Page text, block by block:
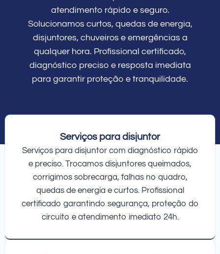
atendimento rápido e seguro.
Solucionamos curtos, quedas de energia,
disjuntores, chuveiros e emergências a
qualquer hora. Profissional certificado,
diagnóstico preciso e resposta imediata
para garantir proteção e tranquilidade.
Serviços para disjuntor
Serviços para disjuntor com diagnóstico rápido
e preciso. Trocamos disjuntores queimados,
corrigimos sobrecarga, falhas no quadro,
quedas de energia e curtos. Profissional
certificado garantindo segurança, proteção do
circuito e atendimento imediato 24h.